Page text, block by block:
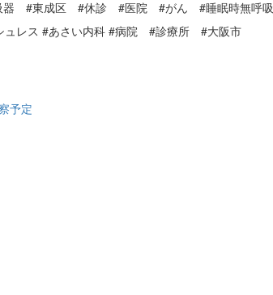
#東成区 #休診 #医院 #がん #睡眠時無呼吸
レス #あさい内科 #病院 #診療所 #大阪市
予定